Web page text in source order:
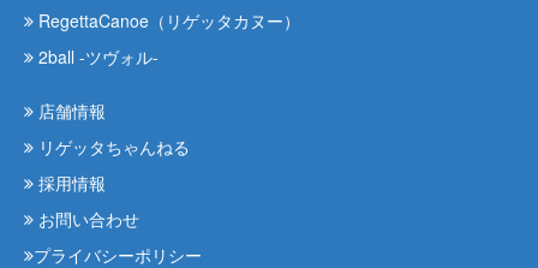
RegettaCanoe（リゲッタカヌー）
2ball -ツヴォル-
店舗情報
リゲッタちゃんねる
採用情報
お問い合わせ
プライバシーポリシー